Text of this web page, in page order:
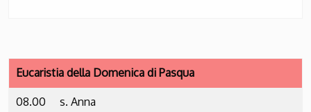
Eucaristia della Domenica di Pasqua
08.00 s. Anna